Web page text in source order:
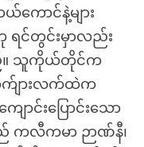
ကောင်နဲ့များ
ရင်တွင်းမှာလည်း
။ သူကိုယ်တိုင်က
ျားလက်ထဲက
င်းပြောင်းသော
ည် ကလီကမာ ဉာဏ်နီ၊